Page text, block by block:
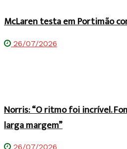
McLaren testa em Portimão
26/07/2026
Norris: “O ritmo foi incrível.
larga margem”
26/07/2026